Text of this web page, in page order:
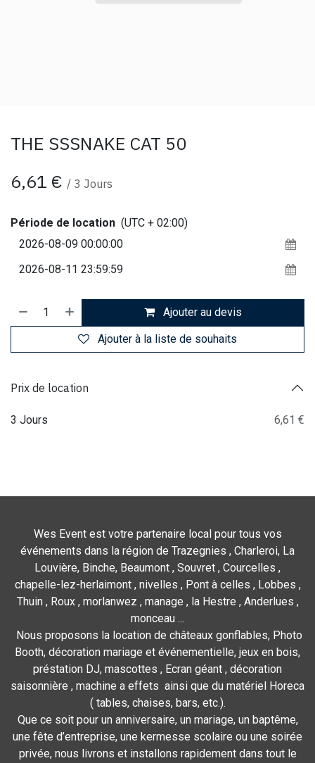
THE SSSNAKE CAT 50
6,61 € / 3 Jours
Période de location (UTC + 02:00)
Ajouter au devis
Ajouter à la liste de souhaits
Prix de location
3 Jours 6,61 €
Wes Event est votre partenaire local pour tous vos
événements dans la région de Trazegnies , Charleroi, La
Louvière, Binche, Beaumont , Souvret , Courcelles ,
chapelle-lez-herlaimont , nivelles , Pont à celles , Lobbes ,
Thuin , Roux , morlanwez , manage , la Hestre , Anderlues ,
monceau ...
Nous proposons la location de châteaux gonflables, Photo
Booth, décoration mariage et événementielle, jeux en bois,
préstation DJ, mascottes , Ecran géant , décoration
saisonnière , machine a effets ainsi que du matériel Horeca
( tables, chaises, bars, etc.).
Que ce soit pour un anniversaire, un mariage, un baptême,
une fête d’entreprise, une kermesse scolaire ou une soirée
privée, nous livrons et installons rapidement dans tout le